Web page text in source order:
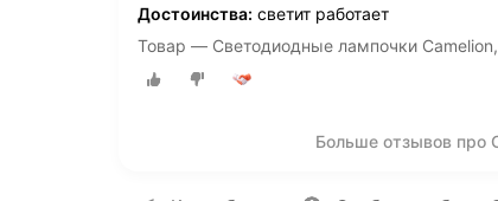
Достоинства: светит работает
Товар — Светодиодные лампочки
Больше отзывов про